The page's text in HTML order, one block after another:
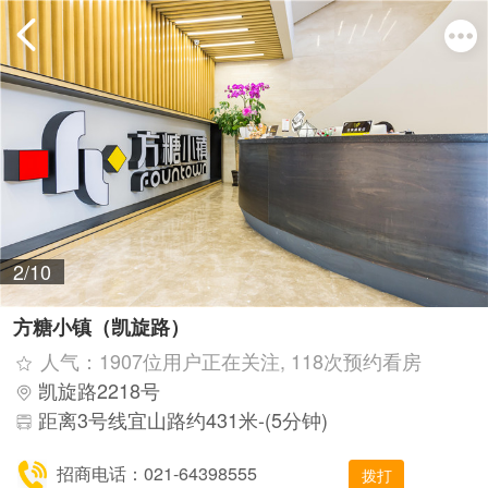
2/10
方糖小镇（凯旋路）
人气：1907位用户正在关注, 118次预约看房
凯旋路2218号
距离3号线宜山路约431米-(5分钟)
招商电话：021-64398555 拨打